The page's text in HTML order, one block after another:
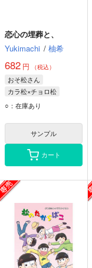
恋心の埋葬と、
Yukimachi / 柚希
682 円 （税込）
おそ松さん
カラ松×チョロ松
松野チョロ松
松野おそ松
○：在庫あり
サンプル
カート